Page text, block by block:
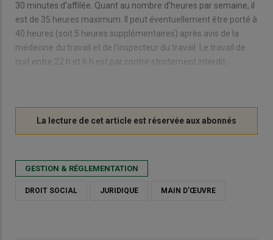
30 minutes d’affilée. Quant au nombre d’heures par semaine, il
est de 35 heures maximum. Il peut éventuellement être porté à
40 heures (soit 5 heures supplémentaires) après avis de la
médecine du travail et de l’inspecteur du travail. Le travail de
nuit entre 22 h et 6 h est par contre strictement interdit.
GESTION & RÉGLEMENTATION
DROIT SOCIAL JURIDIQUE MAIN D'ŒUVRE